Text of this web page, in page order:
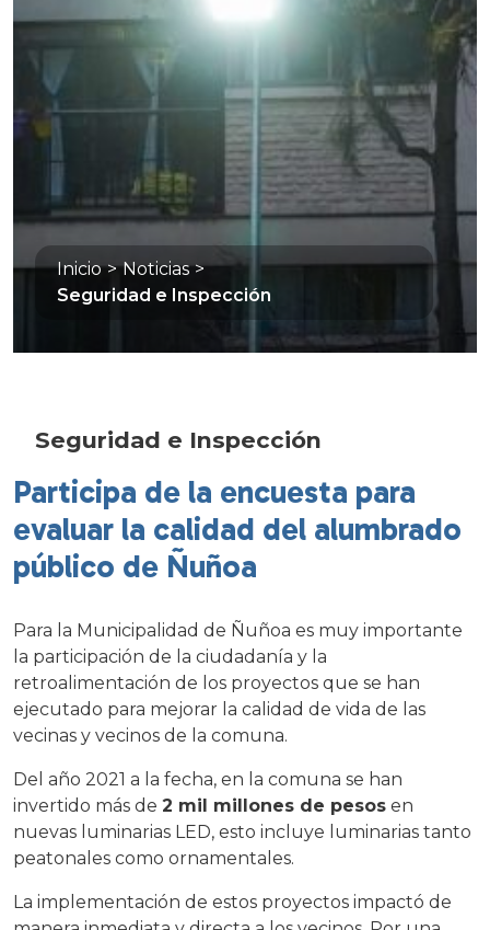
Inicio > Noticias >
Seguridad e Inspección
Seguridad e Inspección
Participa de la encuesta para
evaluar la calidad del alumbrado
público de Ñuñoa
Para la Municipalidad de Ñuñoa es muy importante
la participación de la ciudadanía y la
retroalimentación de los proyectos que se han
ejecutado para mejorar la calidad de vida de las
vecinas y vecinos de la comuna.
Del año 2021 a la fecha, en la comuna se han
invertido más de 2 mil millones de pesos en
nuevas luminarias LED, esto incluye luminarias tanto
peatonales como ornamentales.
La implementación de estos proyectos impactó de